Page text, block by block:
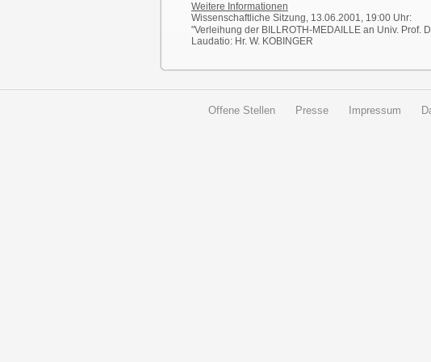
Weitere Informationen
Wissenschaftliche Sitzung, 13.06.2001, 19:00 Uhr:
"Verleihung der BILLROTH-MEDAILLE an Univ. Prof.
Laudatio: Hr. W. KOBINGER
Offene Stellen Presse Impressum